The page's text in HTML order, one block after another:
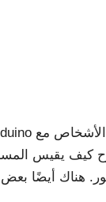
كيف يقيس
هناك أيضًا بعض